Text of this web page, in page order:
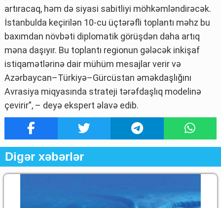
artıracaq, həm də siyasi sabitliyi möhkəmləndirəcək.
İstanbulda keçirilən 10-cu üçtərəfli toplantı məhz bu
baxımdan növbəti diplomatik görüşdən daha artıq
məna daşıyır. Bu toplantı regionun gələcək inkişaf
istiqamətlərinə dair mühüm mesajlar verir və
Azərbaycan–Türkiyə–Gürcüstan əməkdaşlığını
Avrasiya miqyasında strateji tərəfdaşlıq modelinə
çevirir”, – deyə ekspert əlavə edib.
Digər xəbərlər